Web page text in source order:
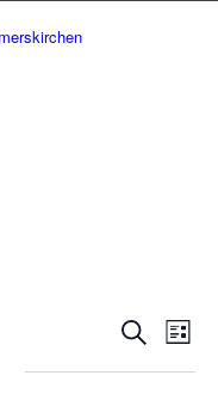
Suche
SucheListe